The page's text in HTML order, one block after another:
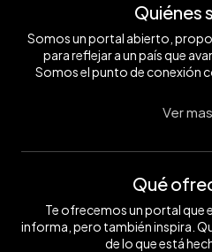
Quiénes
Somos un portal abierto,
para reflejar a un país que
Somos el punto de conexión
Ver
Qué
Te ofrecemos un portal que
informa, pero también inspira.
de lo que está